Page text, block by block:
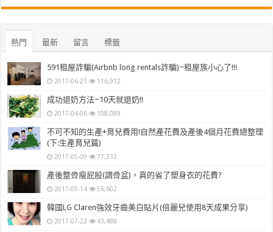
熱門 最新 留言 標籤
591租屋詐騙(Airbnb long rentals詐騙)~租屋族小心了!!!
2017-06-21 116,912
成功退奶方法~10天就退奶!!
2017-04-06 108,089
不可不知的生產+育兒費用!自然產花費及產後4個月花費總整理
(下:生產育兒篇)
2017-05-09 77,332
產後整骨瘦屁股(調骨盆)，真的省了塑身衣的花費?
2017-05-14 56,602
韓國LG Claren強效牙齒美白貼片(倍麗兒使用8天成果分享)
2017-07-22 43,488